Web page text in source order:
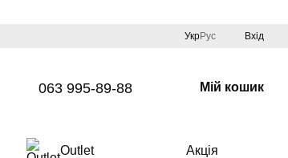
УкрРус Вхід
063 995-89-88 Мій кошик
Outlet Акція